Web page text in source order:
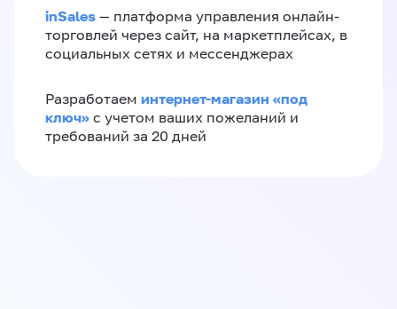
inSales — платформа управления онлайн-
торговлей через сайт, на маркетплейсах, в
социальных сетях и мессенджерах
Разработаем интернет-магазин «‎под
ключ»‎ с учетом ваших пожеланий и
требований за 20 дней